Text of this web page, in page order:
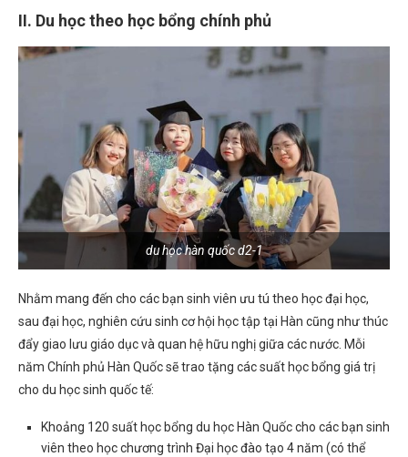
II. Du học theo học bổng chính phủ
du học hàn quốc d2-1
Nhằm mang đến cho các bạn sinh viên ưu tú theo học đại học,
sau đại học, nghiên cứu sinh cơ hội học tập tại Hàn cũng như thúc
đẩy giao lưu giáo dục và quan hệ hữu nghị giữa các nước. Mỗi
năm Chính phủ Hàn Quốc sẽ trao tặng các suất học bổng giá trị
cho du học sinh quốc tế:
Khoảng 120 suất học bổng du học Hàn Quốc cho các bạn sinh
viên theo học chương trình Đại học đào tạo 4 năm (có thể